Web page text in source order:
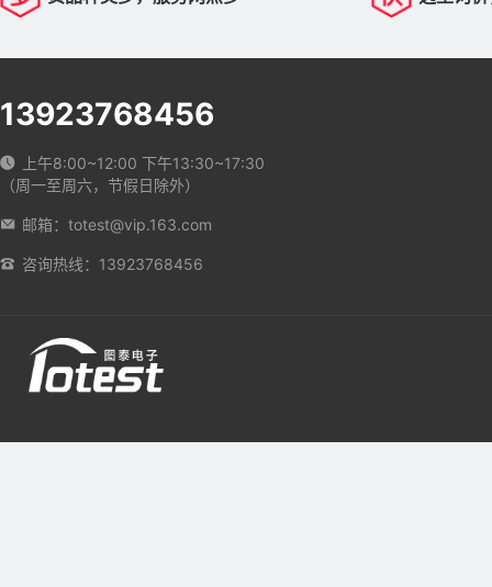
13923768456
上午8:00~12:00 下午13:30~17:30
（周一至周六，节假日除外）
邮箱：totest@vip.163.com
咨询热线：13923768456